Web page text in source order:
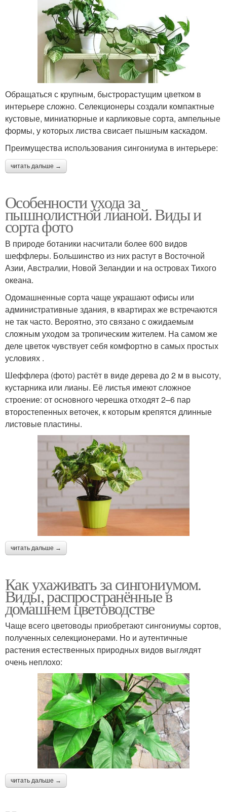
Обращаться с крупным, быстрорастущим цветком в
интерьере сложно. Селекционеры создали компактные
кустовые, миниатюрные и карликовые сорта, ампельные
формы, у которых листва свисает пышным каскадом.
Преимущества использования сингониума в интерьере:
читать дальше →
Особенности ухода за
пышнолистной лианой. Виды и
сорта фото
В природе ботаники насчитали более 600 видов
шеффлеры. Большинство из них растут в Восточной
Азии, Австралии, Новой Зеландии и на островах Тихого
океана.
Одомашненные сорта чаще украшают офисы или
административные здания, в квартирах же встречаются
не так часто. Вероятно, это связано с ожидаемым
сложным уходом за тропическим жителем. На самом же
деле цветок чувствует себя комфортно в самых простых
условиях .
Шеффлера (фото) растёт в виде дерева до 2 м в высоту,
кустарника или лианы. Её листья имеют сложное
строение: от основного черешка отходят 2–6 пар
второстепенных веточек, к которым крепятся длинные
листовые пластины.
читать дальше →
Как ухаживать за сингониумом.
Виды, распространённые в
домашнем цветоводстве
Чаще всего цветоводы приобретают сингониумы сортов,
полученных селекционерами. Но и аутентичные
растения естественных природных видов выглядят
очень неплохо:
читать дальше →